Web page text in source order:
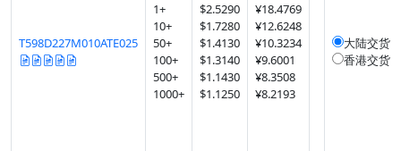
T598D227M010ATE025
1+
10+
50+
100+
500+
1000+
$2.5290
$1.7280
$1.4130
$1.3140
$1.1430
$1.1250
¥18.4769
¥12.6248
¥10.3234
¥9.6001
¥8.3508
¥8.2193
大陆交货
香港交货